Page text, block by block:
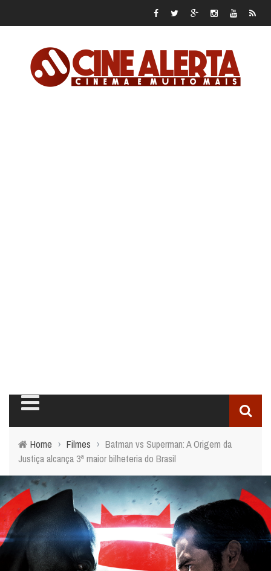
Home › Filmes › Batman vs Superman: A Origem da
Justiça alcança 3ª maior bilheteria do Brasil